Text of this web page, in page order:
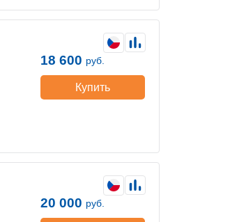
18 600 руб.
Купить
20 000 руб.